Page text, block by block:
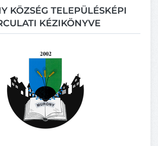
KÖZSÉG TELEPÜLÉSKÉPI
KÉZIKÖNYVE